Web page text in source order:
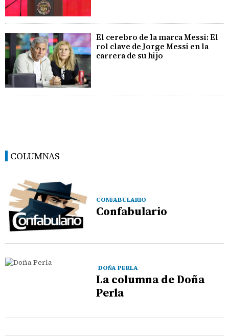
El cerebro de la marca Messi: El
rol clave de Jorge Messi en la
carrera de su hijo
COLUMNAS
CONFABULARIO
Confabulario
DOÑA PERLA
La columna de Doña
Perla